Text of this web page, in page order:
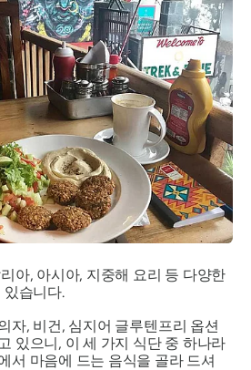
아, 아시아, 지중해 요리 등 다양한
있습니다.
자, 비건, 심지어 글루텐프리 옵션
있으니, 이 세 가지 식단 중 하나라
서 마음에 드는 음식을 골라 드셔